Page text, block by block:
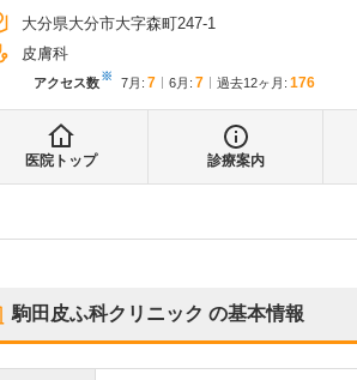
大分県大分市大字森町247-1
皮膚科
アクセス数※ 7月 : 7 6月 : 7 過去12ヶ月: 176
医院トップ 診療案内
駒田皮ふ科クリニック の基本情報